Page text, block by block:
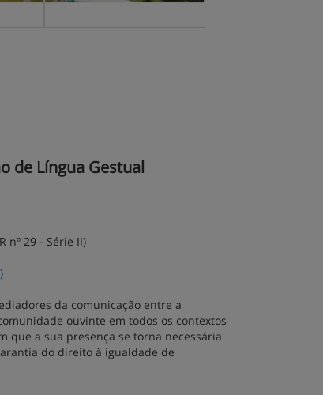
de Língua Gestual
nº 29 - Série II)
da comunicação entre a
ouvinte em todos os contextos
que a sua presença se torna necessária
do direito à igualdade de